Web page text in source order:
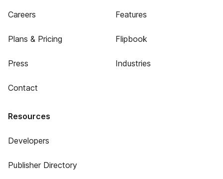
Careers
Plans & Pricing
Press
Contact
Features
Flipbook
Industries
Resources
Developers
Publisher Directory